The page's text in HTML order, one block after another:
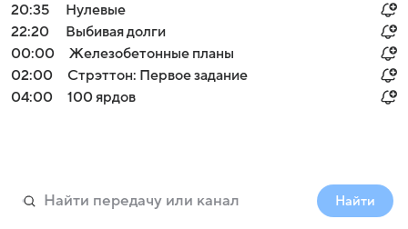
20:35
Нулевые
22:20
Выбивая долги
00:00
Железобетонные планы
02:00
Стрэттон: Первое задание
04:00
100 ярдов
Найти